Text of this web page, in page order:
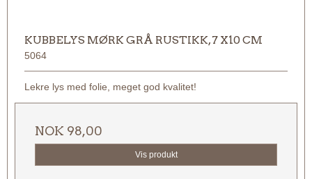
KUBBELYS MØRK GRÅ RUSTIKK, 7 X10 CM
5064
Lekre lys med folie, meget god kvalitet!
NOK 98,00
Vis produkt